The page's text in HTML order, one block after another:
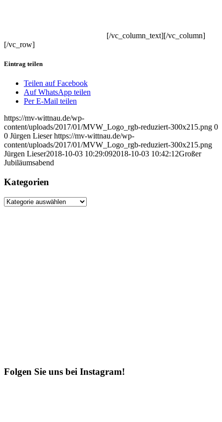
[/vc_column_text][/vc_column]
[/vc_row]
Eintrag teilen
Teilen auf Facebook
Auf WhatsApp teilen
Per E-Mail teilen
https://mv-wittnau.de/wp-
content/uploads/2017/01/MVW_Logo_rgb-reduziert-300x215.png 0
0 Jürgen Lieser https://mv-wittnau.de/wp-
content/uploads/2017/01/MVW_Logo_rgb-reduziert-300x215.png
Jürgen Lieser2018-10-03 10:29:092018-10-03 10:42:12Großer
Jubiläumsabend
Kategorien
Kategorien
Folgen Sie uns bei Instagram!